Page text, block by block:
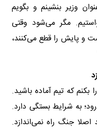
وزیر بنشینم و بگویم
مگر می‌شود وقتی
و پایش را قطع می‌کنند،
بکنم که تیم آماده باشید.
به شرایط بستگی دارد.
جنگ راه نمی‌اندازد.